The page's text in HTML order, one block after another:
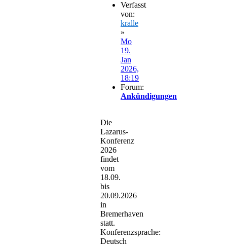
Verfasst
von:
kralle
»
Mo
19.
Jan
2026,
18:19
Forum:
Ankündigungen
Die
Lazarus-
Konferenz
2026
findet
vom
18.09.
bis
20.09.2026
in
Bremerhaven
statt.
Konferenzsprache:
Deutsch